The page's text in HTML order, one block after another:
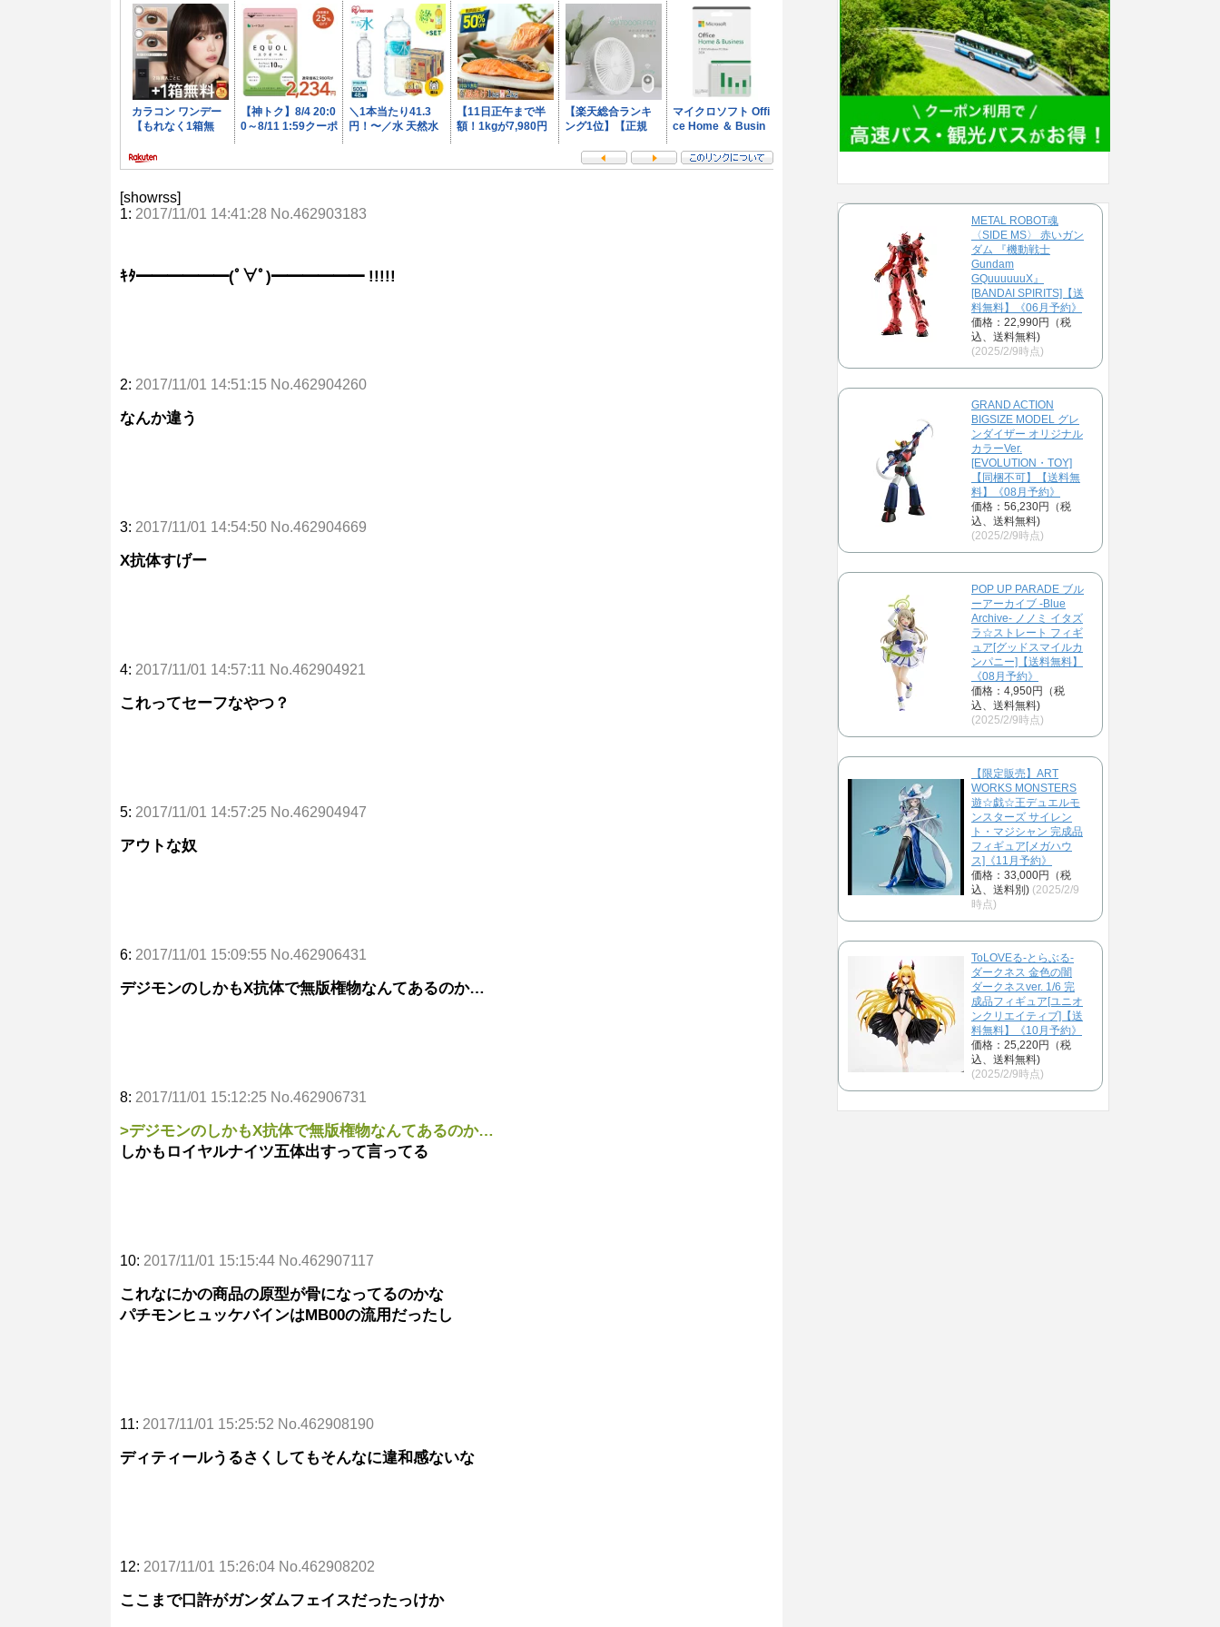
[showrss]
1: 2017/11/01 14:41:28 No.462903183
ｷﾀ━━━━━━(ﾟ∀ﾟ)━━━━━━ !!!!!
2: 2017/11/01 14:51:15 No.462904260
なんか違う
3: 2017/11/01 14:54:50 No.462904669
X抗体すげー
4: 2017/11/01 14:57:11 No.462904921
これってセーフなやつ？
5: 2017/11/01 14:57:25 No.462904947
アウトな奴
6: 2017/11/01 15:09:55 No.462906431
デジモンのしかもX抗体で無版権物なんてあるのか…
8: 2017/11/01 15:12:25 No.462906731
>デジモンのしかもX抗体で無版権物なんてあるのか…
しかもロイヤルナイツ五体出すって言ってる
10: 2017/11/01 15:15:44 No.462907117
これなにかの商品の原型が骨になってるのかな
パチモンヒュッケバインはMB00の流用だったし
11: 2017/11/01 15:25:52 No.462908190
ディティールうるさくしてもそんなに違和感ないな
12: 2017/11/01 15:26:04 No.462908202
ここまで口許がガンダムフェイスだったっけか
METAL ROBOT魂
〈SIDE MS〉 赤いガン
ダム 『機動戦士
Gundam
GQuuuuuuX』
[BANDAI SPIRITS]【送
料無料】《06月予約》
価格：22,990円（税
込、送料無料)
(2025/2/9時点)
GRAND ACTION
BIGSIZE MODEL グレ
ンダイザー オリジナル
カラーVer.
[EVOLUTION・TOY]
【同梱不可】【送料無
料】《08月予約》
価格：56,230円（税
込、送料無料)
(2025/2/9時点)
POP UP PARADE ブル
ーアーカイブ -Blue
Archive- ノノミ イタズ
ラ☆ストレート フィギ
ュア[グッドスマイルカ
ンパニー]【送料無料】
《08月予約》
価格：4,950円（税
込、送料無料)
(2025/2/9時点)
【限定販売】ART
WORKS MONSTERS
遊☆戯☆王デュエルモ
ンスターズ サイレン
ト・マジシャン 完成品
フィギュア[メガハウ
ス]《11月予約》
価格：33,000円（税
込、送料別) (2025/2/9
時点)
ToLOVEる-とらぶる-
ダークネス 金色の闇
ダークネスver. 1/6 完
成品フィギュア[ユニオ
ンクリエイティブ]【送
料無料】《10月予約》
価格：25,220円（税
込、送料無料)
(2025/2/9時点)